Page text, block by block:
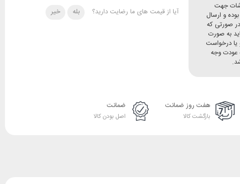
جهت
هزارتومان بوده و ارسال
صورتی که
به صورت
یا درخواست
عودت وجه
آیا از قیمت های ما رضایت دارید؟ بله خیر
هفت روز ضمانت
بازگشت کالا
ضمانت
اصل بودن کالا